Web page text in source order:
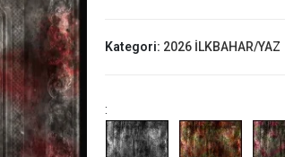
Kategori: 2026 İLKBAHAR/YAZ
: